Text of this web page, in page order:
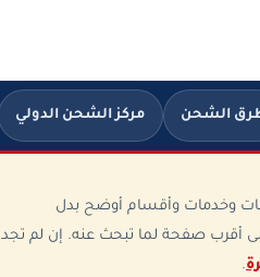
الشحن مركز الشحن الدولي
وخدمات وأقسام أوضح بدل
أقرب صفحة لما تبحث عنه. إن لم تجد
.